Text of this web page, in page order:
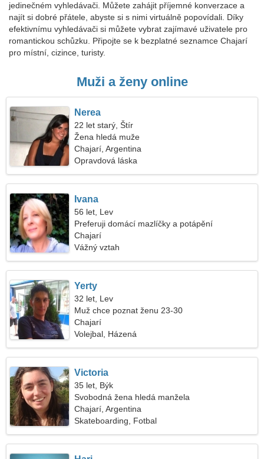
jedinečném vyhledávači. Můžete zahájit příjemné konverzace a
najít si dobré přátele, abyste si s nimi virtuálně popovídali. Díky
efektivnímu vyhledávači si můžete vybrat zajímavé uživatele pro
romantickou schůzku. Připojte se k bezplatné seznamce Chajarí
pro místní, cizince, turisty.
Muži a ženy online
Nerea
22 let starý, Štír
Žena hledá muže
Chajarí, Argentina
Opravdová láska
Ivana
56 let, Lev
Preferuji domácí mazlíčky a potápění
Chajarí
Vážný vztah
Yerty
32 let, Lev
Muž chce poznat ženu 23-30
Chajarí
Volejbal, Házená
Victoria
35 let, Býk
Svobodná žena hledá manžela
Chajarí, Argentina
Skateboarding, Fotbal